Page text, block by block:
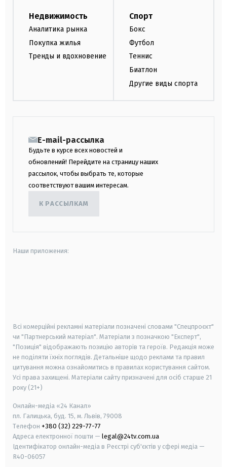
Недвижимость
Аналитика рынка
Покупка жилья
Тренды и вдохновение
Спорт
Бокс
Футбол
Теннис
Биатлон
Другие виды спорта
E-mail-рассылка
Будьте в курсе всех новостей и
обновлений! Перейдите на страницу наших
рассылок, чтобы выбрать те, которые
соответствуют вашим интересам.
К РАССЫЛКАМ
Наши приложения:
Всі комерційні рекламні матеріали позначені словами "Спецпроєкт"
чи "Партнерський матеріал". Матеріали з позначкою "Експерт",
"Позиція" відображають позицію авторів та героїв. Редакція може
не поділяти їхніх поглядів. Детальніше щодо реклами та правил
цитування можна ознайомитись в правилах користування сайтом.
Усі права захищені. Матеріали сайту призначені для осіб старше 21
року (21+)
Онлайн-медіа «24 Канал»
пл. Галицька, буд. 15, м. Львів, 79008
Телефон +380 (32) 229-77-77
Адреса електронної пошти — legal@24tv.com.ua
Ідентифікатор онлайн-медіа в Реєстрі суб'єктів у сфері медіа —
R40-06057